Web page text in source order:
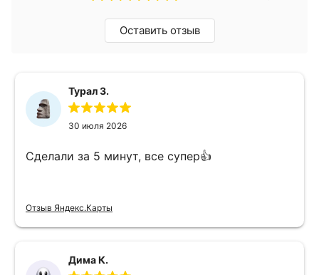
Оставить отзыв
Турал З.
30 июля 2026
Сделали за 5 минут, все супер👍
Отзыв Яндекс.Карты
Дима К.